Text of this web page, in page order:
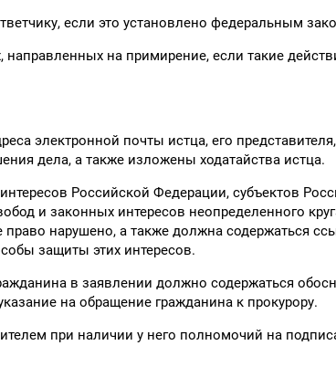
если это установлено федеральным
на примирение, если такие
электронной почты истца, его
дела, а также изложены ходатайства истца.
Российской Федерации, субъектов
и законных интересов неопределенного
нарушено, а также должна содержаться
защиты этих интересов.
в заявлении должно содержаться
на обращение гражданина к прокурору.
при наличии у него полномочий на